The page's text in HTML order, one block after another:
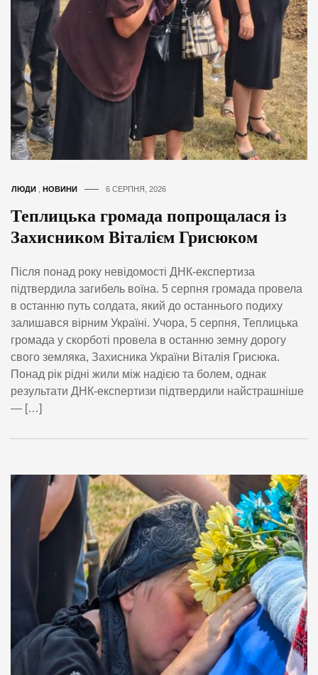
ЛЮДИ НОВИНИ 6 СЕРПНЯ, 2026
Теплицька громада попрощалася із
Захисником Віталієм Грисюком
Після понад року невідомості ДНК-експертиза
підтвердила загибель воїна. 5 серпня громада провела
в останню путь солдата, який до останнього подиху
залишався вірним Україні. Учора, 5 серпня, Теплицька
громада у скорботі провела в останню земну дорогу
свого земляка, Захисника України Віталія Грисюка.
Понад рік рідні жили між надією та болем, однак
результати ДНК-експертизи підтвердили найстрашніше
— […]